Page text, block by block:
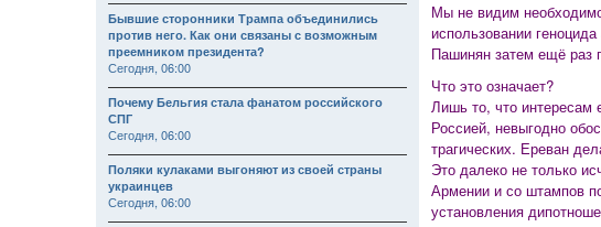
Мы не видим
использовании
Пашинян затем ещё раз
Что это означает?
Лишь то, что интересам
Россией, невыгодно
трагических. Ереван
Это далеко не только
Армении и со штампов
установления
Бывшие сторонники Трампа объединились
против него. Как они связаны с возможным
преемником президента?
Сегодня, 06:00
Почему Бельгия стала фанатом российского
СПГ
Сегодня, 06:00
Поляки кулаками выгоняют из своей страны
украинцев
Сегодня, 06:00